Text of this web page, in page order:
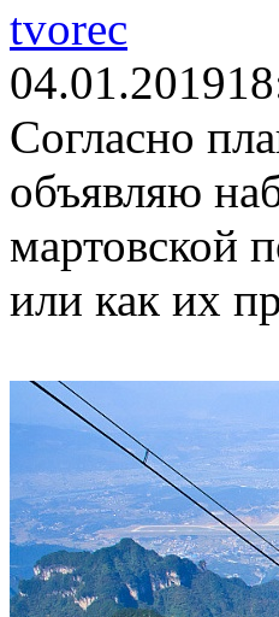
tvorec
04.01.2019
Согласно
объявляю
мартовской
или как их